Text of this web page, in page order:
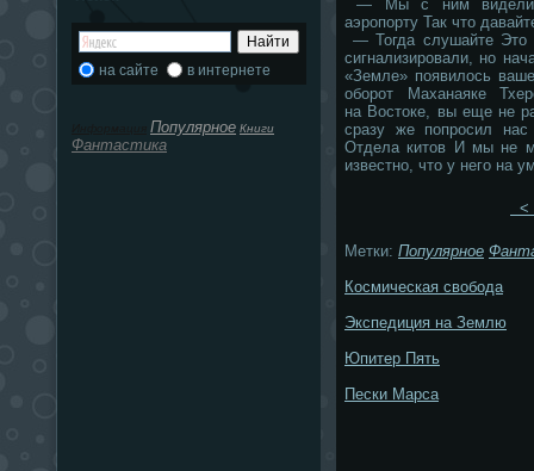
на сайте в интернете
Популярное Книги
Фантастика
— Мы с ним
аэропорту Так что
— Тогда слушайте Это
сигнализировали, но
«Земле» появилось
оборот Маханаяке
на Востоке, вы еще не
сразу же попросил
Отдела китов И мы не
известно, что у него на
<
Метки: Популярное
Космическая свобода
Экспедиция на Землю
Юпитер Пять
Пески Марса